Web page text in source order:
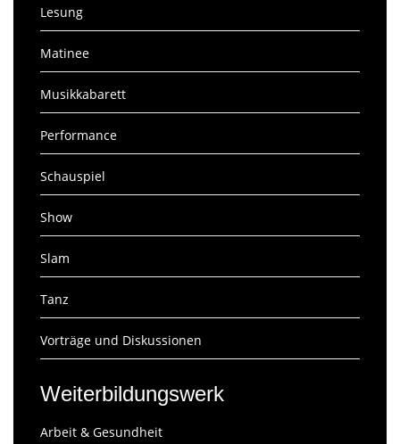
Lesung
Matinee
Musikkabarett
Performance
Schauspiel
Show
Slam
Tanz
Vorträge und Diskussionen
Weiterbildungswerk
Arbeit & Gesundheit